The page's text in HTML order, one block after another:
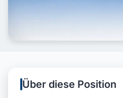
Über diese Position